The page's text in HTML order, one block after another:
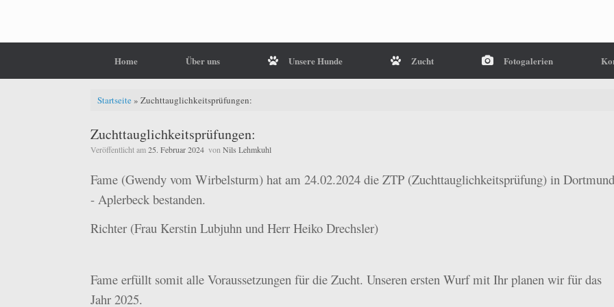
Home Über uns Unsere Hunde Zucht Fotogalerien
Startseite» Zuchttauglichkeitsprüfungen:
Zuchttauglichkeitsprüfungen:
Veröffentlicht am25. Februar 2024 von Nils Lehmkuhl
Fame (Gwendy vom Wirbelsturm) hat am 24.02.2024 die ZTP (Zuchttauglichkeitsprüfung) in Dortmund
- Aplerbeck bestanden.
Richter (Frau Kerstin Lubjuhn und Herr Heiko Drechsler)
Fame erfüllt somit alle Voraussetzungen für die Zucht. Unseren ersten Wurf mit Ihr planen wir für das
Jahr 2025.